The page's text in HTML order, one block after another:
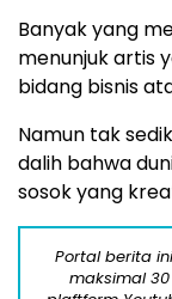
Banyak yang
menunjuk artis
bidang bisnis
Namun tak
dalih bahwa
sosok yang
Portal berita
maksimal